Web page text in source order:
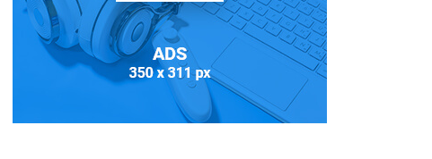
ACTUALIDAD
Nostalgia y reencuentro